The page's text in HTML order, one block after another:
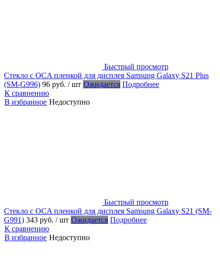
Быстрый просмотр
Стекло с OCA пленкой для дисплея Samsung Galaxy S21 Plus
(SM-G996) 96 руб. / шт Ожидается Подробнее
К сравнению
В избранное Недоступно
Быстрый просмотр
Стекло с OCA пленкой для дисплея Samsung Galaxy S21 (SM-
G991) 343 руб. / шт Ожидается Подробнее
К сравнению
В избранное Недоступно